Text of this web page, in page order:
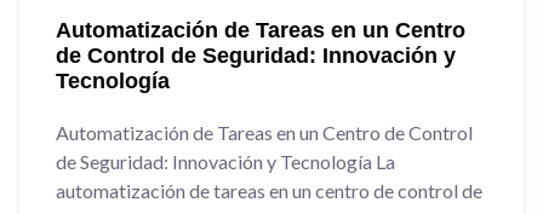
Automatización de Tareas en un Centro
de Control de Seguridad: Innovación y
Tecnología
Automatización de Tareas en un Centro de Control
de Seguridad: Innovación y Tecnología La
automatización de tareas en un centro de control de